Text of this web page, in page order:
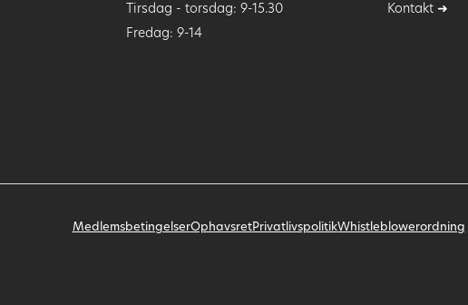
Tirsdag - torsdag: 9-15.30
Fredag: 9-14
Kontakt ➜
MedlemsbetingelserOphavsretPrivatlivspolitikWhistleblowerordning